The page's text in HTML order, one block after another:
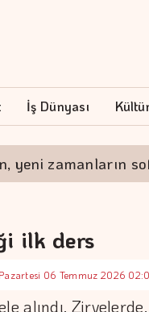
İş Dünyası
sofrası
ilk ders
Pazartesi 06 Temmuz 2026
alındı. Zirvelerde,